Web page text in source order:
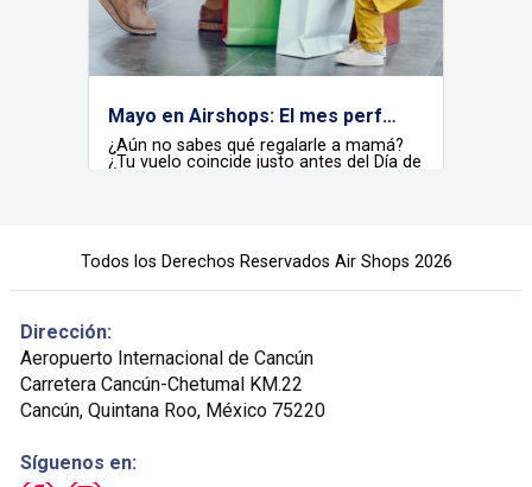
Mayo en Airshops: El mes perfecto para celebrar a mamá
¿Aún no sabes qué regalarle a mamá?
¿Tu vuelo coincide justo antes del Día de
amas; porque mamá merece lo mejor, y
complicaciones.
Todos los Derechos Reservados Air Shops 2026
Dirección:
Aeropuerto Internacional de Cancún
Carretera Cancún-Chetumal KM.22
Cancún, Quintana Roo, México 75220
Síguenos en: